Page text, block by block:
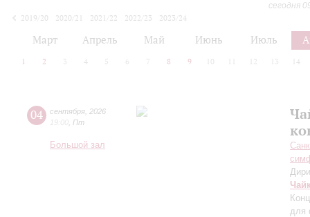
сегодня
2019/20
2020/21 2021/22 2022/23
2023/24
Март Апрель Май Июнь Июль
1 2 3 4 5 6 7 8 9 10 12 13 14
04 сентября 2026
19:00 Пт
Большой зал
для